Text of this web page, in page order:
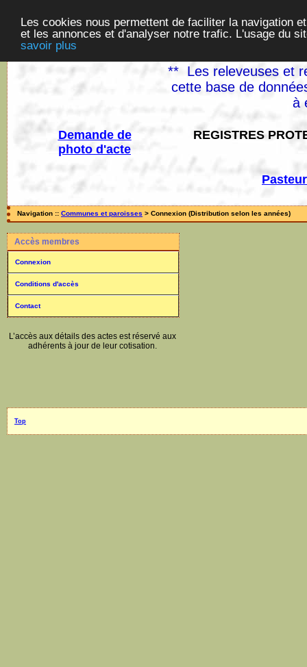
Les cookies nous permettent de faciliter la navigation
et les annonces et d'analyser notre trafic. L'usage du
savoir plus
** Les releveuses et
cette base de
à
Demande de
photo d'acte
REGISTRES
Navigation :: Communes et paroisses > Connexion (Distribution selon les années)
Accès membres
Connexion
Conditions d'accès
Contact
L’accès aux détails des actes est réservé aux
adhérents à jour de leur cotisation.
Top